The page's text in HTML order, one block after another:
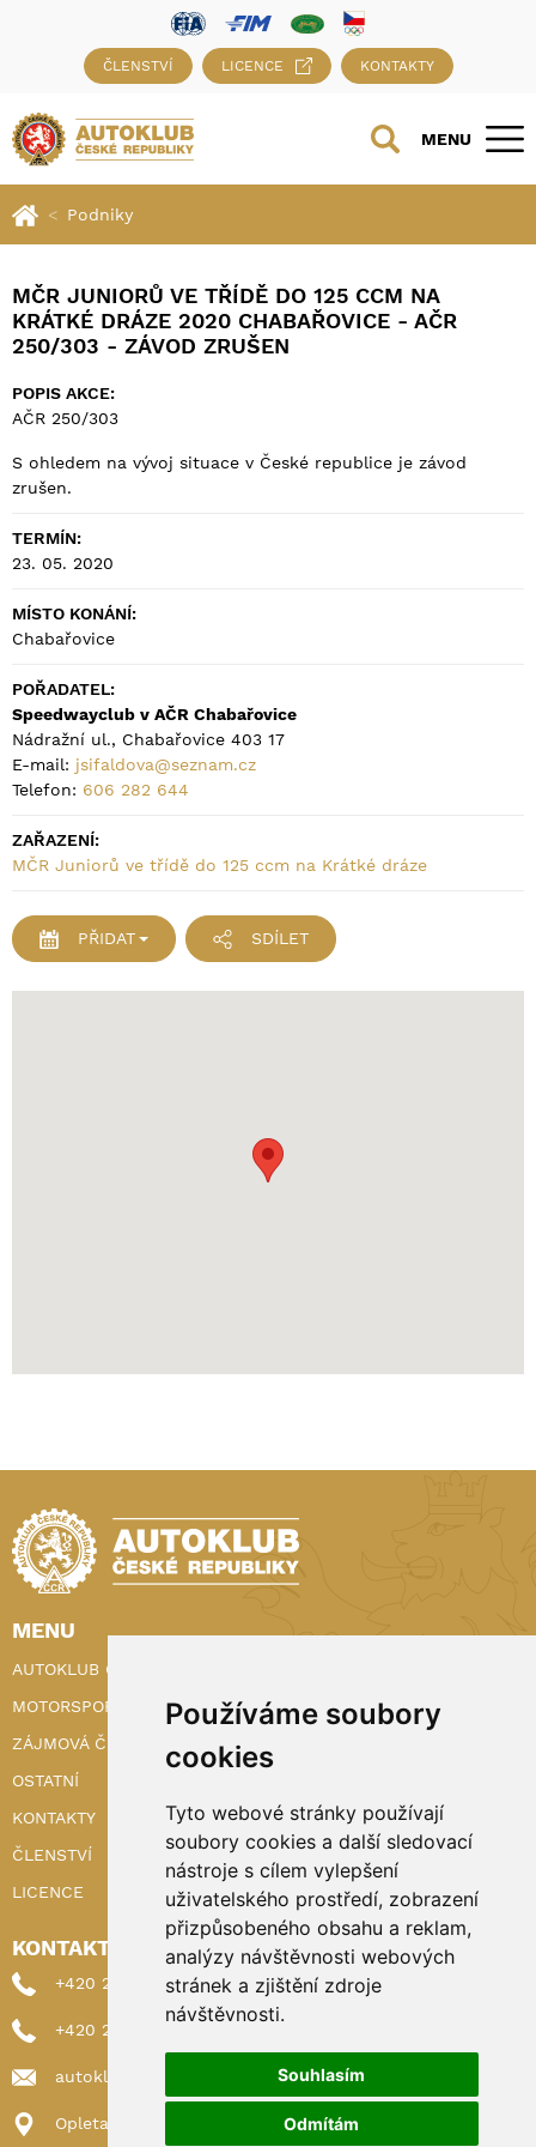
Používáme soubory
cookies
Tyto webové stránky používají
soubory cookies a další sledovací
nástroje s cílem vylepšení
uživatelského prostředí, zobrazení
přizpůsobeného obsahu a reklam,
analýzy návštěvnosti webových
stránek a zjištění zdroje
návštěvnosti.
Souhlasím
Odmítám
ČLENSTVÍ LICENCE KONTAKTY
MENU
Podniky
MČR JUNIORŮ VE TŘÍDĚ DO 125 CCM NA
KRÁTKÉ DRÁZE 2020 CHABAŘOVICE - AČR
250/303 - ZÁVOD ZRUŠEN
POPIS AKCE:
AČR 250/303
S ohledem na vývoj situace v České republice je závod
zrušen.
TERMÍN:
23. 05. 2020
MÍSTO KONÁNÍ:
Chabařovice
POŘADATEL:
Speedwayclub v AČR Chabařovice
Nádražní ul., Chabařovice 403 17
E-mail: jsifaldova@seznam.cz
Telefon: 606 282 644
ZAŘAZENÍ:
MČR Juniorů ve třídě do 125 ccm na Krátké dráze
PŘIDAT SDÍLET
MENU
AUTOKLUB ČR
MOTORSPORT
ZÁJMOVÁ ČINNOST
OSTATNÍ
KONTAKTY
ČLENSTVÍ
LICENCE
KONTAKTY
+420 222 898 224 (sekretariat)
+420 222 898 221 (členství)
autoklub@autoklub.cz
Opletalova 1337/29, 110 00 Praha 1